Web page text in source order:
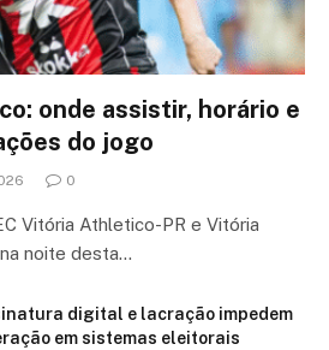
onde assistir, horário e
do jogo
0
Vitória Athletico-PR e Vitória
noite desta…
digital e lacração impedem
em sistemas eleitorais